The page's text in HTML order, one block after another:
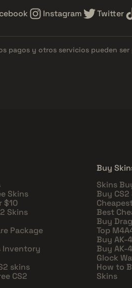
Instagram Twitter
pagos y otros servicios pueden
Skins
$10
Skins
Package
Inventory
skins
CS2
Buy
Skins
Buy CS2
Best
Buy
Top
Buy AK-
Buy AK-
Glock
How to
Skins